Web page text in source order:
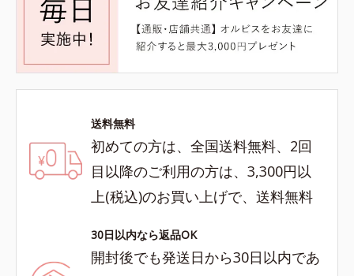
送料無料
初めての方は、全国送料無料、2回
目以降のご利用の方は、3,300円以
上(税込)のお買い上げで、送料無料
30日以内なら返品OK
開封後でも発送日から30日以内であ